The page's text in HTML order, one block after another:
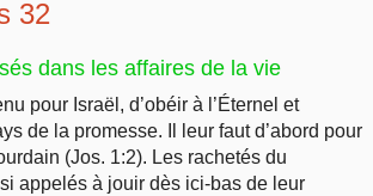
32
dans les affaires de la vie
pour Israël, d’obéir à l’Éternel et
de la promesse. Il leur faut d’abord pour
(Jos. 1:2). Les rachetés du
appelés à jouir dès ici-bas de leur